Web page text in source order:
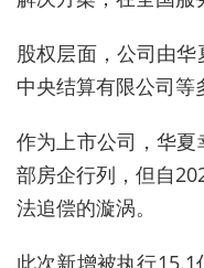
股权层面，公司由
中央结算有限公司等
作为上市公司，华
部房企行列，但自
法追偿的漩涡。